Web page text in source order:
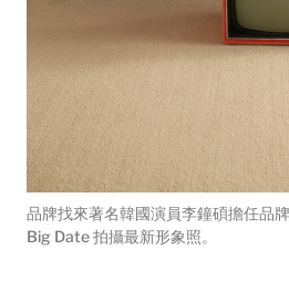
品牌找來著名韓國演員李鐘碩擔任品
Big Date 拍攝最新形象照。